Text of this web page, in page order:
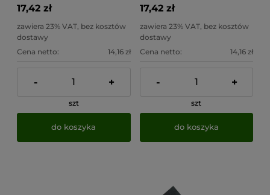
17,42 zł
zawiera 23% VAT, bez kosztów
dostawy
Cena netto:
14,16 zł
- +
szt
do koszyka
17,42 zł
zawiera 23% VAT, bez kosztów
dostawy
Cena netto:
14,16 zł
- +
szt
do koszyka